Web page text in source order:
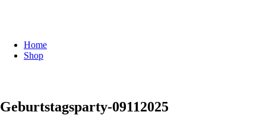
Home
Shop
Geburtstagsparty-09112025